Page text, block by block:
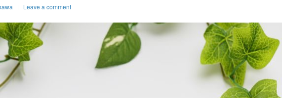
Leave a comment